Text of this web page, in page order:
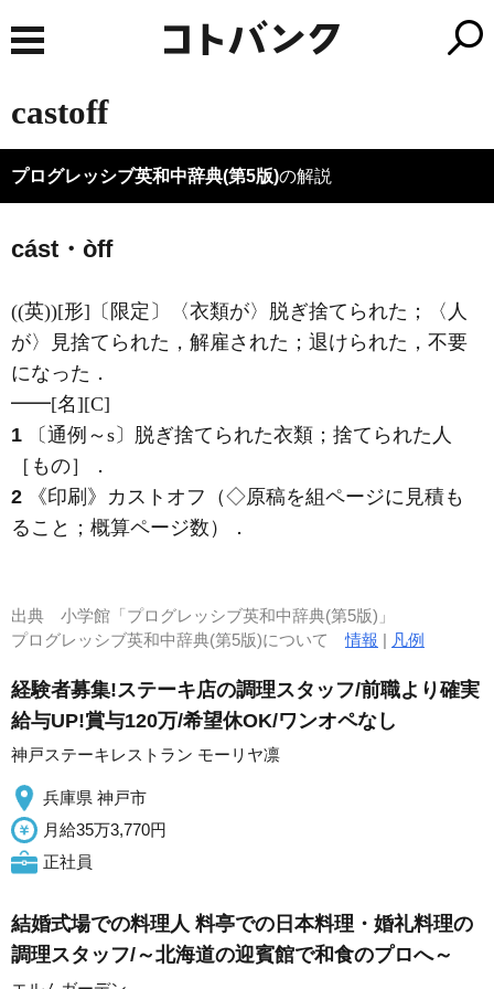
castoff
プログレッシブ英和中辞典(第5版)の解説
cást・òff
((英))[形] 〔限定〕〈衣類が〉脱ぎ捨てられた；〈人
が〉見捨てられた，解雇された；退けられた，不要
になった ．
━━[名][C]
1 〔通例～s〕脱ぎ捨てられた衣類；捨てられた人
［もの］
．
2
《印刷》 カストオフ（◇原稿を組ページに見積も
ること；概算ページ数）
．
出典 小学館「プログレッシブ英和中辞典(第5版)」
プログレッシブ英和中辞典(第5版)について情報 | 凡例
経験者募集!ステーキ店の調理スタッフ/前職より確実
給与UP!賞与120万/希望休OK/ワンオペなし
神戸ステーキレストラン モーリヤ凛
兵庫県 神戸市
月給35万3,770円
正社員
結婚式場での料理人 料亭での日本料理・婚礼料理の
調理スタッフ/～北海道の迎賓館で和食のプロへ～